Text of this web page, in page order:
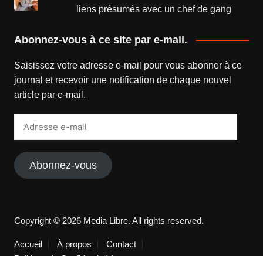
liens présumés avec un chef de gang
Abonnez-vous à ce site par e-mail.
Saisissez votre adresse e-mail pour vous abonner à ce
journal et recevoir une notification de chaque nouvel
article par e-mail.
Abonnez-vous
Copyright © 2026 Media Libre. All rights reserved.
Accueil À propos
Contact